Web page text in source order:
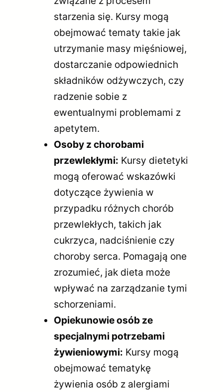
starzenia się. Kursy mogą
obejmować tematy takie jak
utrzymanie masy mięśniowej,
dostarczanie odpowiednich
składników odżywczych, czy
radzenie sobie z
ewentualnymi problemami z
apetytem.
Osoby z chorobami
przewlekłymi: Kursy dietetyki
mogą oferować wskazówki
dotyczące żywienia w
przypadku różnych chorób
przewlekłych, takich jak
cukrzyca, nadciśnienie czy
choroby serca. Pomagają one
zrozumieć, jak dieta może
wpływać na zarządzanie tymi
schorzeniami.
Opiekunowie osób ze
specjalnymi potrzebami
żywieniowymi: Kursy mogą
obejmować tematykę
żywienia osób z alergiami